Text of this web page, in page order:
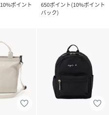
10%ポイント
650ポイント(10%ポイント
バック)